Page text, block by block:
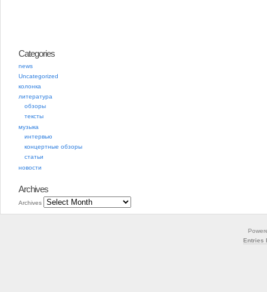
Categories
news
Uncategorized
колонка
литература
обзоры
тексты
музыка
интервью
концертные обзоры
статьи
новости
Archives
Archives
Entries